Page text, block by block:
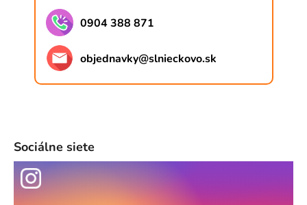
0904 388 871
objednavky@slnieckovo.sk
Sociálne siete